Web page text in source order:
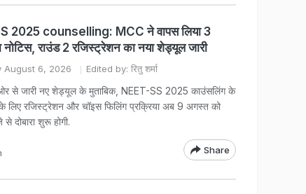
2025 counselling: MCC ने वापस लिया 3
राउंड 2 रजिस्ट्रेशन का नया शेड्यूल जारी
August 6, 2026 Edited by: रितु शर्मा
से जारी नए शेड्यूल के मुताबिक, NEET-SS 2025 काउंसलिंग के
लिए रजिस्ट्रेशन और चॉइस फिलिंग प्रक्रिया अब 9 अगस्त को
दोबारा शुरू होगी.
Share